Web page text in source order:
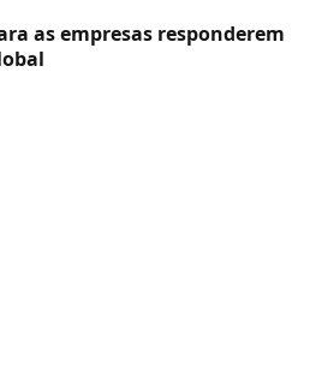
as empresas responderem